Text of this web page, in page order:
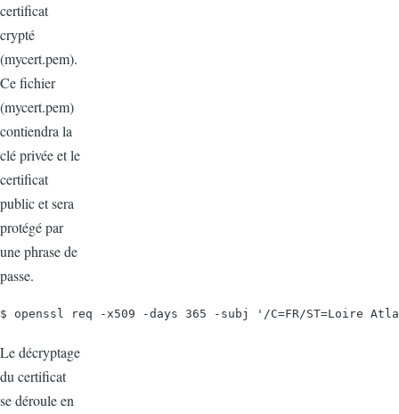
certificat
crypté
(mycert.pem).
Ce fichier
(mycert.pem)
contiendra la
clé privée et le
certificat
public et sera
protégé par
une phrase de
passe.
$ openssl req -x509 -days 365 -subj '/C=FR/ST=Loire
Le décryptage
du certificat
se déroule en